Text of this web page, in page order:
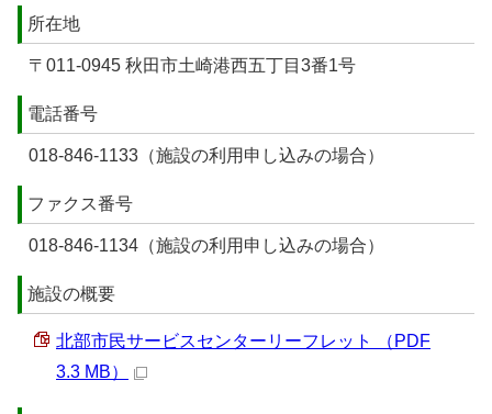
所在地
〒011-0945 秋田市土崎港西五丁目3番1号
電話番号
018-846-1133（施設の利用申し込みの場合）
ファクス番号
018-846-1134（施設の利用申し込みの場合）
施設の概要
北部市民サービスセンターリーフレット （PDF
3.3 MB）